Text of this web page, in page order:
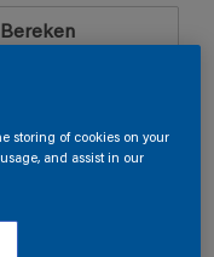
Bereken
storing of cookies on your
and assist in our